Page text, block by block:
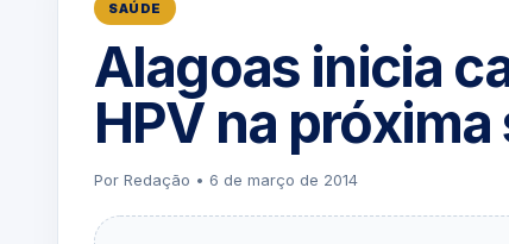
SAÚDE
Alagoas inicia
HPV na
Por Redação • 6 de março de 2014